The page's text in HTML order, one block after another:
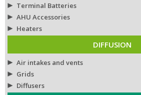
Terminal Batteries
AHU Accessories
Heaters
DIFFUSION
Air intakes and vents
Grids
Diffusers